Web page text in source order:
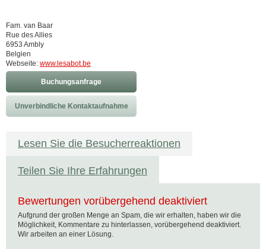
Fam. van Baar
Rue des Allies
6953 Ambly
Belgien
Webseite: www.lesabot.be
Buchungsanfrage
Unverbindliche Kontaktaufnahme
Lesen Sie die Besucherreaktionen
Teilen Sie Ihre Erfahrungen
Bewertungen vorübergehend deaktiviert
Aufgrund der großen Menge an Spam, die wir erhalten, haben wir die
Möglichkeit, Kommentare zu hinterlassen, vorübergehend deaktiviert.
Wir arbeiten an einer Lösung.